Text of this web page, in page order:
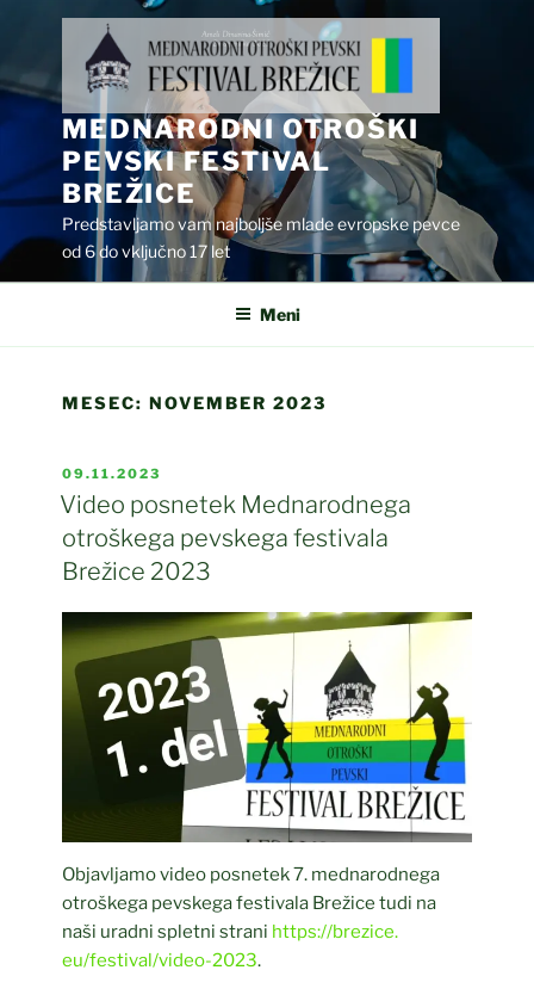
vsebino
MEDNARODNI OTROŠKI
PEVSKI FESTIVAL
BREŽICE
Predstavljamo vam najboljše mlade evropske pevce
od 6 do vključno 17 let
Meni
MESEC:NOVEMBER 2023
OBJAVLJENO
DNE
09.11.2023
Video posnetek Mednarodnega
otroškega pevskega festivala
Brežice 2023
Objavljamo video posnetek 7. mednarodnega
otroškega pevskega festivala Brežice tudi na
naši uradni spletni strani https://brezice.
eu/festival/video-2023.